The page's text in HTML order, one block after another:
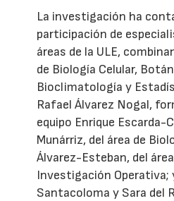
La investigación ha
participación de
áreas de la ULE,
de Biología Celular,
Bioclimatología y
Rafael Álvarez Nogal,
equipo Enrique Escarda-
Munárriz, del área de
Álvarez-Esteban, del
Investigación Operativa;
Santacoloma y Sara del